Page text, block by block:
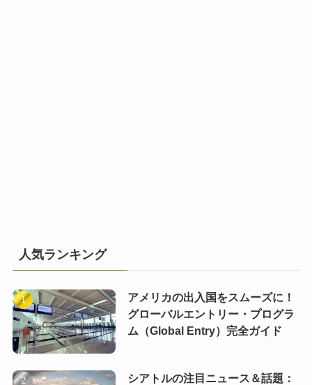
人気ランキング
アメリカの出入国をスムーズに！
グローバルエントリー・プログラ
ム（Global Entry）完全ガイド
シアトルの注目ニュース＆話題：